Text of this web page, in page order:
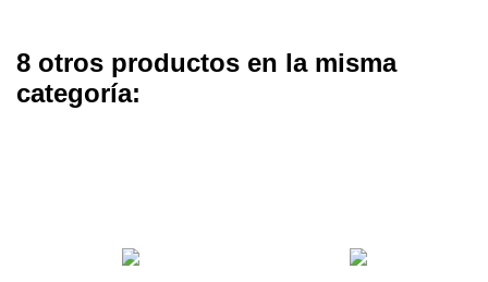
8 otros productos en la misma
categoría: